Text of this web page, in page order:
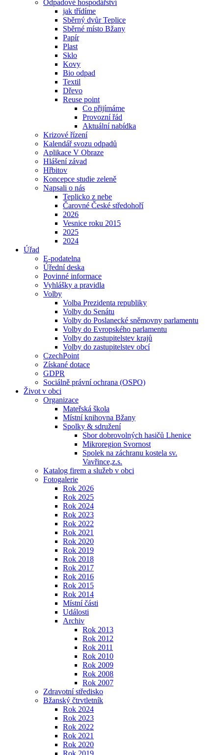
Odpadové hospodářství
jak třídíme
Sběrný dvůr Teplice
Sběrné místo Bžany
Papír
Plast
Sklo
Kovy
Bio odpad
Textil
Dřevo
Reuse point
Co přijímáme
Provozní řád
Aktuální nabídka
Krizové řízení
Kalendář svozu odpadů
Aplikace V Obraze
Hlášení závad
Hřbitov
Koncepce studie zeleně
Napsali o nás
Teplicko z nebe
Čarovné České středohoří
2026
Vesnice roku 2015
2025
2024
Úřad
E-podatelna
Úřední deska
Povinné informace
Vyhlášky a pravidla
Volby
Volba Prezidenta republiky
Volby do Senátu
Volby do Poslanecké sněmovny parlamentu
Volby do Evropského parlamentu
Volby do zastupitelstev krajů
Volby do zastupitelstev obcí
CzechPoint
Získané dotace
GDPR
Sociálně právní ochrana (OSPO)
Život v obci
Organizace
Mateřská škola
Místní knihovna Bžany
Spolky & sdružení
Sbor dobrovolných hasičů Lhenice
Mikroregion Svornost
Spolek na záchranu kostela sv.
Vavřince,z.s.
Katalog firem a služeb v obci
Fotogalerie
Rok 2026
Rok 2025
Rok 2024
Rok 2023
Rok 2022
Rok 2021
Rok 2020
Rok 2019
Rok 2018
Rok 2017
Rok 2016
Rok 2015
Rok 2014
Místní části
Události
Archiv
Rok 2013
Rok 2012
Rok 2011
Rok 2010
Rok 2009
Rok 2008
Rok 2007
Zdravotní středisko
Bžanský čtrvtletník
Rok 2024
Rok 2023
Rok 2022
Rok 2021
Rok 2020
Rok 2019